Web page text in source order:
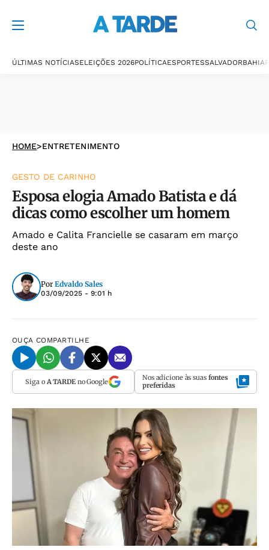
ÚLTIMAS NOTÍCIASELEIÇÕES 2026POLÍTICAESPORTESSALVADORBAHIA
HOME>ENTRETENIMENTO
GESTO DE CARINHO
Esposa elogia Amado Batista e dá
dicas como escolher um homem
Amado e Calita Francielle se casaram em março
deste ano
Por Edvaldo Sales
03/09/2025 - 9:01 h
OUÇA COMPARTILHE
Siga o A TARDEno Google Nos adicione às suas fontes
preferidas